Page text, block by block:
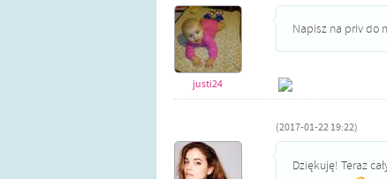
justi24
Napisz na priv do
(2017-01-22 19:22)
Dziękuję! Teraz